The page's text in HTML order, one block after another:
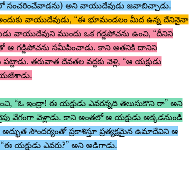
సంచరించేవాడను) అని వాయుదేవుడు జవాబిచ్చాడు.
అందుకు వాయుదేవుడు, “ఈ భూమండలం మీద ఉన్న దేనినైనా
వాయుదేవుని ముందు ఒక గడ్డపోచను ఉంచి, “దీనిని
ఆ గడ్డిపోచను సమీపించాడు. కాని అతనికి దానిని
తరువాత దేవతల వద్దకు వెళ్లి, “ఆ యక్షుడు
“ఓ ఇంద్రా! ఈ యక్షుడు ఎవరన్నది తెలుసుకొని రా” అని
వేగంగా వెళ్లాడు. కాని అంతలో ఆ యక్షుడు అక్కడనుండి
సౌందర్యంతో ప్రకాశిస్తూ ప్రత్యక్షమైన ఉమాదేవిని ఆ
యక్షుడు ఎవరు?” అని అడిగాడు.